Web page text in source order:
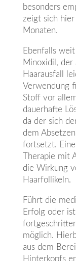
besonders
zeigt sich
Monaten.
Ebenfalls
Minoxidil, der
Haarausfall
Verwendung
Stoff vor
dauerhafte
da der sich
dem
fortsetzt.
Therapie mit
die Wirkung
Haarfollikeln.
Führt die
Erfolg oder
möglich.
aus dem
Hinterkopfs